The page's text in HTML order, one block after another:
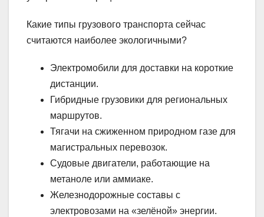
Какие типы грузового транспорта сейчас
считаются наиболее экологичными?
Электромобили для доставки на короткие
дистанции.
Гибридные грузовики для региональных
маршрутов.
Тягачи на сжиженном природном газе для
магистральных перевозок.
Судовые двигатели, работающие на
метаноле или аммиаке.
Железнодорожные составы с
электровозами на «зелёной» энергии.